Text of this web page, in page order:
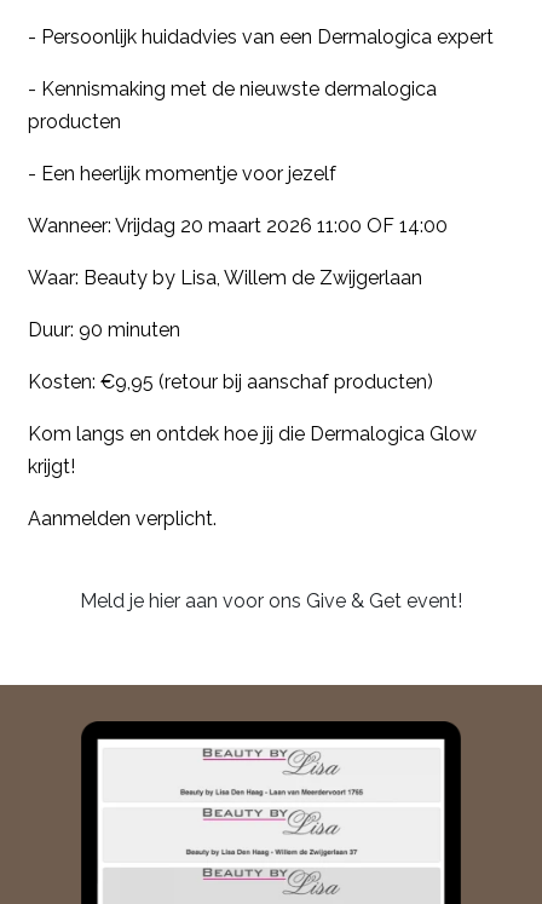
- Persoonlijk huidadvies van een Dermalogica expert
- Kennismaking met de nieuwste dermalogica
producten
- Een heerlijk momentje voor jezelf
Wanneer: Vrijdag 20 maart 2026 11:00 OF 14:00
Waar: Beauty by Lisa, Willem de Zwijgerlaan
Duur: 90 minuten
Kosten: €9,95 (retour bij aanschaf producten)
Kom langs en ontdek hoe jij die Dermalogica Glow
krijgt!
Aanmelden verplicht.
Meld je hier aan voor ons Give & Get event!